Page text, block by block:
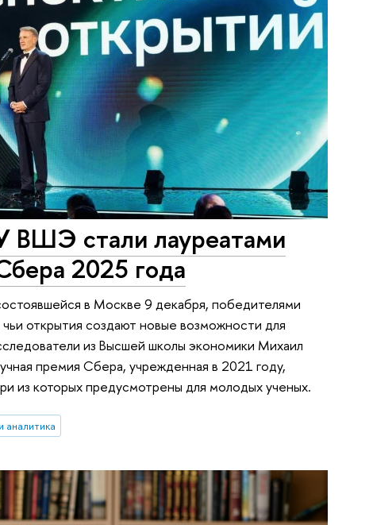
стали лауреатами
2025 года
в Москве 9 декабря, победителями
открытия создают новые возможности для
из Высшей школы экономики Михаил
премия Сбера, учрежденная в 2021 году,
из которых предусмотрены для молодых ученых.
аналитика